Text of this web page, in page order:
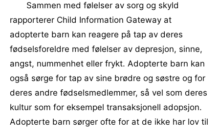
Sammen med følelser av sorg og skyld
rapporterer Child Information Gateway at
adopterte barn kan reagere på tap av deres
fødselsforeldre med følelser av depresjon, sinne,
angst, nummenhet eller frykt. Adopterte barn kan
også sørge for tap av sine brødre og søstre og for
deres andre fødselsmedlemmer, så vel som deres
kultur som for eksempel transaksjonell adopsjon.
Adopterte barn sørger ofte for at de ikke har lov til